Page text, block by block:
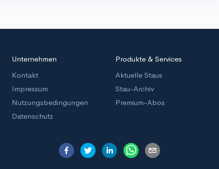
Unternehmen
Kontakt
Impressum
Nutzungsbedingungen
Datenschutz
Produkte & Services
Aktuelle Staus
Stau-Archiv
Premium-Abos